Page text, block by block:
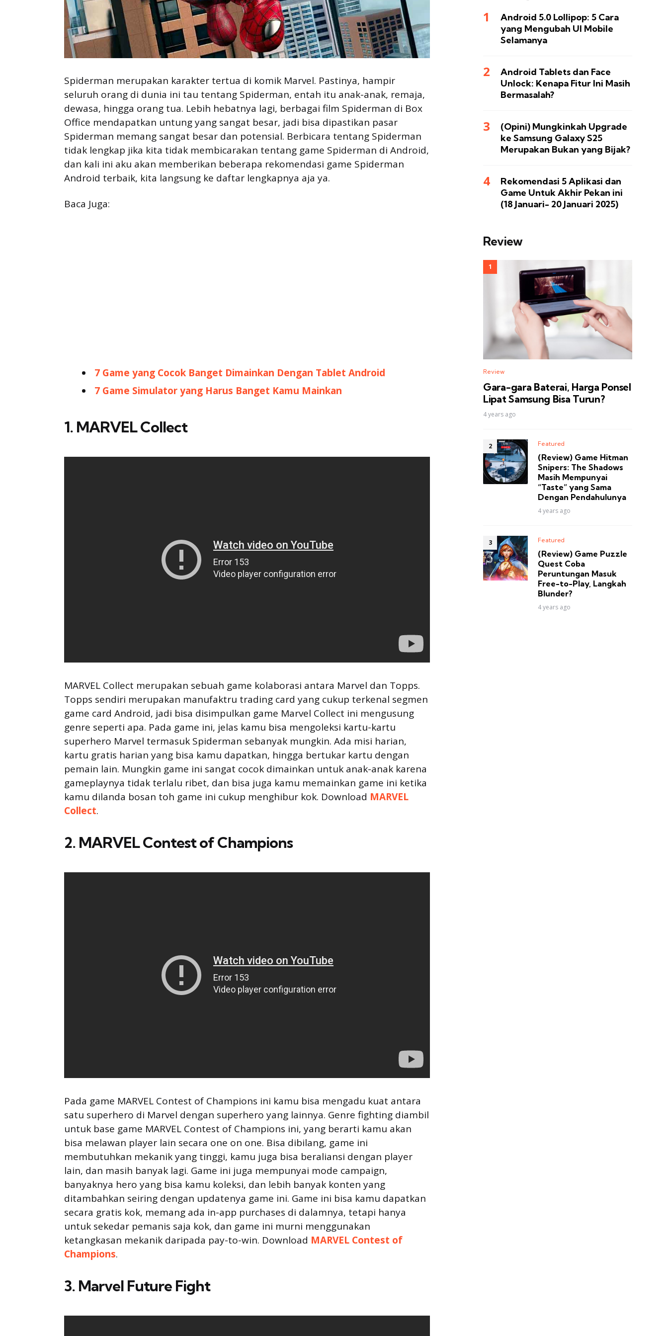
Spiderman merupakan karakter tertua di komik Marvel. Pastinya, hampir
seluruh orang di dunia ini tau tentang Spiderman, entah itu anak-anak, remaja,
dewasa, hingga orang tua. Lebih hebatnya lagi, berbagai film Spiderman di Box
Office mendapatkan untung yang sangat besar, jadi bisa dipastikan pasar
Spiderman memang sangat besar dan potensial. Berbicara tentang Spiderman
tidak lengkap jika kita tidak membicarakan tentang game Spiderman di Android,
dan kali ini aku akan memberikan beberapa rekomendasi game Spiderman
Android terbaik, kita langsung ke daftar lengkapnya aja ya.
Baca Juga:
7 Game yang Cocok Banget Dimainkan Dengan Tablet Android
7 Game Simulator yang Harus Banget Kamu Mainkan
1. MARVEL Collect
MARVEL Collect merupakan sebuah game kolaborasi antara Marvel dan Topps.
Topps sendiri merupakan manufaktru trading card yang cukup terkenal segmen
game card Android, jadi bisa disimpulkan game Marvel Collect ini mengusung
genre seperti apa. Pada game ini, jelas kamu bisa mengoleksi kartu-kartu
superhero Marvel termasuk Spiderman sebanyak mungkin. Ada misi harian,
kartu gratis harian yang bisa kamu dapatkan, hingga bertukar kartu dengan
pemain lain. Mungkin game ini sangat cocok dimainkan untuk anak-anak karena
gameplaynya tidak terlalu ribet, dan bisa juga kamu memainkan game ini ketika
kamu dilanda bosan toh game ini cukup menghibur kok. Download MARVEL
Collect.
2. MARVEL Contest of Champions
Pada game MARVEL Contest of Champions ini kamu bisa mengadu kuat antara
satu superhero di Marvel dengan superhero yang lainnya. Genre fighting diambil
untuk base game MARVEL Contest of Champions ini, yang berarti kamu akan
bisa melawan player lain secara one on one. Bisa dibilang, game ini
membutuhkan mekanik yang tinggi, kamu juga bisa beraliansi dengan player
lain, dan masih banyak lagi. Game ini juga mempunyai mode campaign,
banyaknya hero yang bisa kamu koleksi, dan lebih banyak konten yang
ditambahkan seiring dengan updatenya game ini. Game ini bisa kamu dapatkan
secara gratis kok, memang ada in-app purchases di dalamnya, tetapi hanya
untuk sekedar pemanis saja kok, dan game ini murni menggunakan
ketangkasan mekanik daripada pay-to-win. Download MARVEL Contest of
Champions.
3. Marvel Future Fight
Android 5.0 Lollipop: 5 Cara
yang Mengubah UI Mobile
Selamanya
Android Tablets dan Face
Unlock: Kenapa Fitur Ini Masih
Bermasalah?
(Opini) Mungkinkah Upgrade
ke Samsung Galaxy S25
Merupakan Bukan yang Bijak?
Rekomendasi 5 Aplikasi dan
Game Untuk Akhir Pekan ini
(18 Januari- 20 Januari 2025)
Review
Review
Gara-gara Baterai, Harga Ponsel
Lipat Samsung Bisa Turun?
4 years ago
Featured
(Review) Game Hitman
Snipers: The Shadows
Masih Mempunyai
“Taste” yang Sama
Dengan Pendahulunya
4 years ago
Featured
(Review) Game Puzzle
Quest Coba
Peruntungan Masuk
Free-to-Play, Langkah
Blunder?
4 years ago